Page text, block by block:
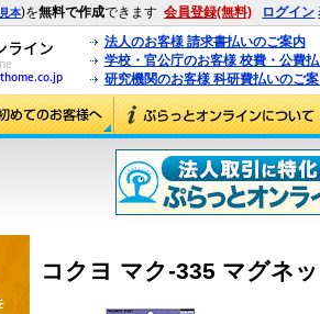
見本)を無料で作成できます 会員登録(無料) ログイン
法人のお客様 請求書払いのご案内
学校・官公庁のお客様 校費・公費
研究機関のお客様 科研費払いのご
コクヨ マク-335 マグネ